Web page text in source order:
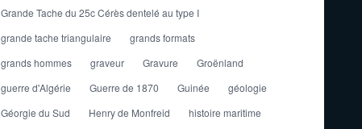
Grande Tache du 25c Cérès dentelé au type I
grande tache triangulaire
grands formats
grands hommes
graveur Gravure
Groënland
guerre d'Algérie
Guerre de 1870 Guinée
géologie
Géorgie du Sud
Henry de Monfreid
histoire maritime